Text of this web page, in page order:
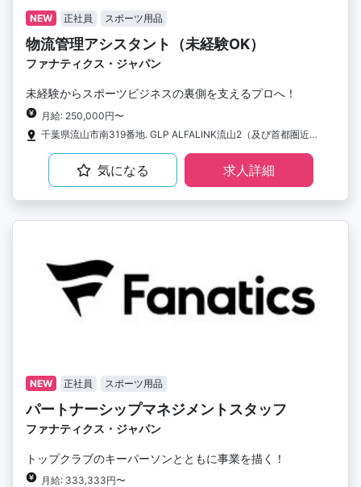
NEW 正社員 スポーツ用品
物流管理アシスタント（未経験OK）
ファナティクス・ジャパン
未経験からスポーツビジネスの裏側を支えるプロへ！
月給: 250,000円〜
千葉県流山市南319番地. GLP ALFALINK流山2（及び首都圏近郊の物流センター）
気になる 求人詳細
NEW 正社員 スポーツ用品
パートナーシップマネジメントスタッフ
ファナティクス・ジャパン
トップクラブのキーパーソンとともに事業を描く！
月給: 333,333円〜